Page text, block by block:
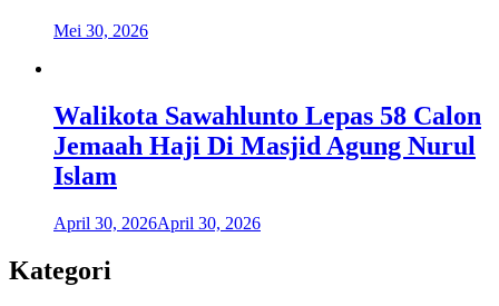
Mei 30, 2026
Walikota Sawahlunto Lepas 58 Calon
Jemaah Haji Di Masjid Agung Nurul
Islam
April 30, 2026April 30, 2026
Kategori